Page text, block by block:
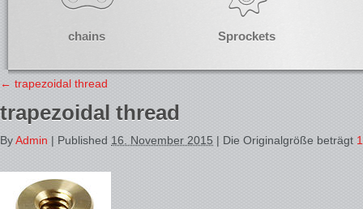
chains Sprockets
← trapezoidal thread
trapezoidal thread
ByAdmin | Published 16. November 2015 | Die Originalgröße beträgt